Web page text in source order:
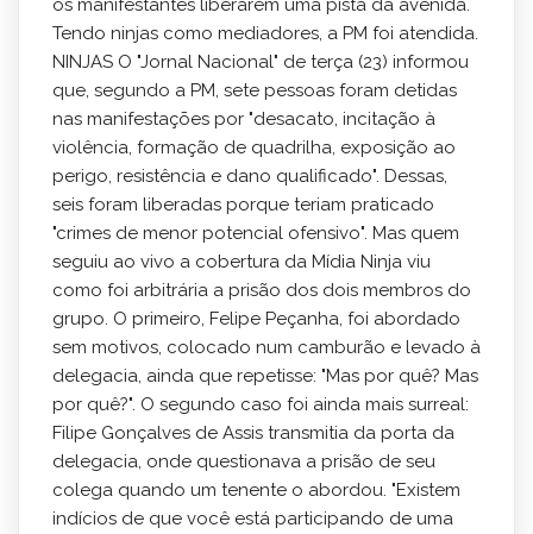
os manifestantes liberarem uma pista da avenida.
Tendo ninjas como mediadores, a PM foi atendida.
NINJASO "Jornal Nacional" de terça (23) informou
que, segundo a PM, sete pessoas foram detidas
nas manifestações por "desacato, incitação à
violência, formação de quadrilha, exposição ao
perigo, resistência e dano qualificado". Dessas,
seis foram liberadas porque teriam praticado
"crimes de menor potencial ofensivo". Mas quem
seguiu ao vivo a cobertura da Mídia Ninja viu
como foi arbitrária a prisão dos dois membros do
grupo. O primeiro, Felipe Peçanha, foi abordado
sem motivos, colocado num camburão e levado à
delegacia, ainda que repetisse: "Mas por quê? Mas
por quê?". O segundo caso foi ainda mais surreal:
Filipe Gonçalves de Assis transmitia da porta da
delegacia, onde questionava a prisão de seu
colega quando um tenente o abordou. "Existem
indícios de que você está participando de uma